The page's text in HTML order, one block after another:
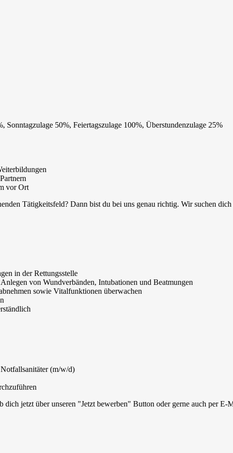
Sonntagzulage 50%, Feiertagszulage 100%, Überstundenzulage 25%
vor Ort
Tätigkeitsfeld? Dann bist du bei uns genau richtig. Wir suchen
in der Rettungsstelle
von Wundverbänden, Intubationen und Beatmungen
sowie Vitalfunktionen überwachen
(m/w/d)
jetzt über unseren "Jetzt bewerben" Button oder gerne auch per